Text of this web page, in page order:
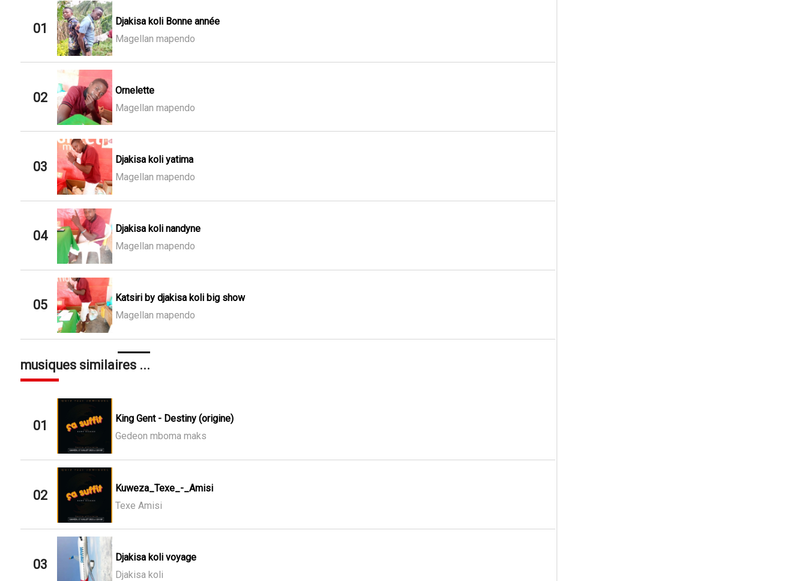
01
Djakisa koli Bonne année
Magellan mapendo
02
Ornelette
Magellan mapendo
03
Djakisa koli yatima
Magellan mapendo
04
Djakisa koli nandyne
Magellan mapendo
05
Katsiri by djakisa koli big show
Magellan mapendo
musiques similaires ...
01
King Gent - Destiny (origine)
Gedeon mboma maks
02
Kuweza_Texe_-_Amisi
Texe Amisi
03
Djakisa koli voyage
Djakisa koli